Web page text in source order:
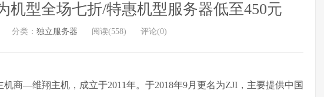
机型全场七折/特惠机型服务器低至450元
分类： 独立服务器 阅读(558) 评论(0)
机商—维翔主机，成立于2011年。于2018年9月更名为ZJI，主要提供中国